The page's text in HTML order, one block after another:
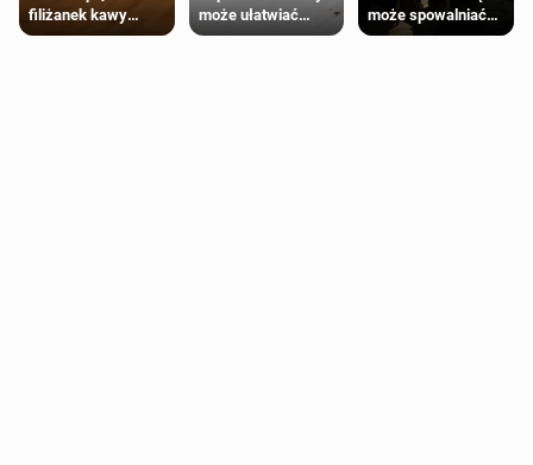
filiżanek kawy
dziennie jest
może ułatwiać
trening siłowy
może spowalniać
starzenie